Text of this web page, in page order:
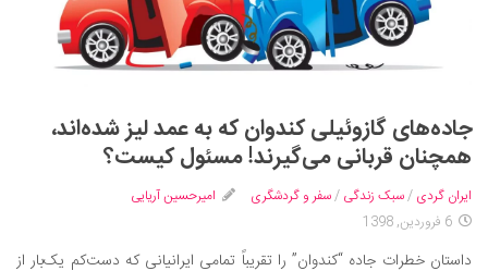
جاده‌های گازوئیلی کندوان که به عمد لیز شده‌اند،
همچنان قربانی می‌گیرند! مسئول کیست؟
ایران گردی /سبک زندگی /سفر و گردشگری
امیرحسین آریایی
6 فروردین, 1398
داستان خطرات جاده “کندوان” را تقریباً تمامی ایرانیانی که دست‌کم یک‌بار از